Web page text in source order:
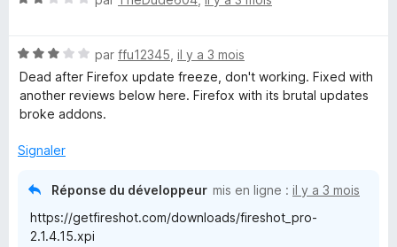
r
r
5
é
2
s
u
5
N
o
t
é
s
par ffu12345 il y a 3 mois
Dead after Firefox update freeze, don't working. Fixed with
another reviews below here. Firefox with its brutal updates
broke addons.
Signaler
Réponse du développeur mis en ligne : il y a 3 mois
https://getfireshot.com/downloads/fireshot_pro-
2.1.4.15.xpi